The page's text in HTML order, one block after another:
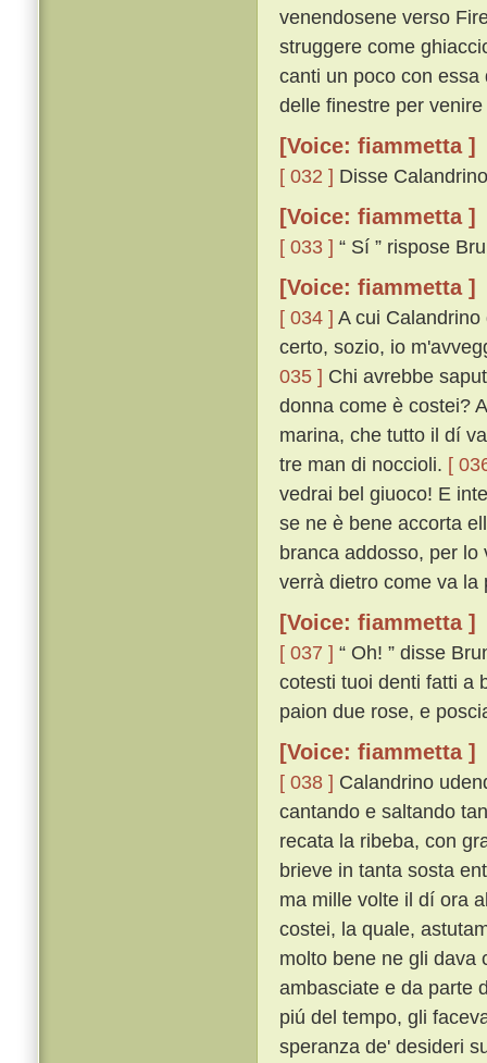
venendosene verso
struggere come
canti un poco con
delle finestre per venire
[Voice: fiammetta ]
[ 032 ] Disse
[Voice: fiammetta ]
[ 033 ] “ Sí ” rispose
[Voice: fiammetta ]
[ 034 ] A cui
certo, sozio, io
035 ] Chi avrebbe
donna come è costei?
marina, che tutto il dí
tre man di noccioli. [
vedrai bel giuoco! E
se ne è bene accorta
branca addosso, per
verrà dietro come va la
[Voice: fiammetta ]
[ 037 ] “ Oh! ” disse
cotesti tuoi denti fatti a
paion due rose, e
[Voice: fiammetta ]
[ 038 ] Calandrino
cantando e saltando
recata la ribeba, con
brieve in tanta sosta
ma mille volte il dí ora
costei, la quale,
molto bene ne gli dava
ambasciate e da parte
piú del tempo, gli
speranza de' desideri